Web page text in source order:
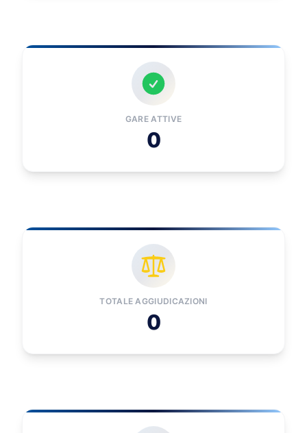
GARE ATTIVE
0
TOTALE AGGIUDICAZIONI
0